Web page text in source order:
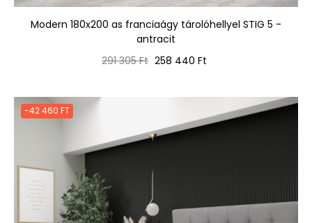
Modern 180x200 as franciaágy tárolóhellyel STIG 5 -
antracit
Normál
291 305 Ft Ár
258 440 Ft
-42 460 FT